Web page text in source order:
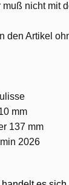
nicht mit
den Artikel
mm
137 mm
2026